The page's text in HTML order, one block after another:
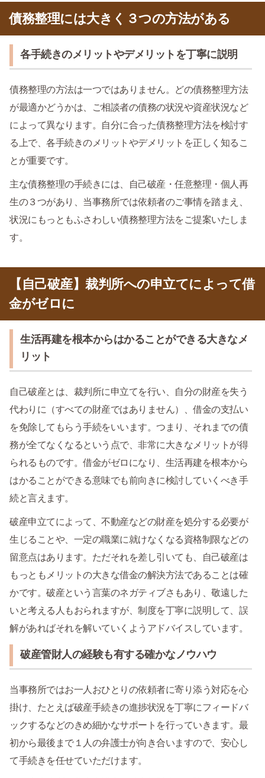
債務整理には大きく３つの方法がある
各手続きのメリットやデメリットを丁寧に説明
債務整理の方法は一つではありません。どの債務整理方法
が最適かどうかは、ご相談者の債務の状況や資産状況など
によって異なります。自分に合った債務整理方法を検討す
る上で、各手続きのメリットやデメリットを正しく知るこ
とが重要です。
主な債務整理の手続きには、自己破産・任意整理・個人再
生の３つがあり、当事務所では依頼者のご事情を踏まえ、
状況にもっともふさわしい債務整理方法をご提案いたしま
す。
【自己破産】裁判所への申立てによって借
金がゼロに
生活再建を根本からはかることができる大きなメ
リット
自己破産とは、裁判所に申立てを行い、自分の財産を失う
代わりに（すべての財産ではありません）、借金の支払い
を免除してもらう手続をいいます。つまり、それまでの債
務が全てなくなるという点で、非常に大きなメリットが得
られるものです。借金がゼロになり、生活再建を根本から
はかることができる意味でも前向きに検討していくべき手
続と言えます。
破産申立てによって、不動産などの財産を処分する必要が
生じることや、一定の職業に就けなくなる資格制限などの
留意点はあります。ただそれを差し引いても、自己破産は
もっともメリットの大きな借金の解決方法であることは確
かです。破産という言葉のネガティブさもあり、敬遠した
いと考える人もおられますが、制度を丁寧に説明して、誤
解があればそれを解いていくようアドバイスしています。
破産管財人の経験も有する確かなノウハウ
当事務所ではお一人おひとりの依頼者に寄り添う対応を心
掛け、たとえば破産手続きの進捗状況を丁寧にフィードバ
ックするなどのきめ細かなサポートを行っていきます。最
初から最後まで１人の弁護士が向き合いますので、安心し
て手続きを任せていただけます。